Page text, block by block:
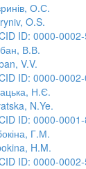
О.С.
O.S.
ID: 0000-
В.В.
V.V.
ID: 0000-
Н.Є.
N.Ye.
ID: 0000-
Г.М.
H.M.
ID: 0000-